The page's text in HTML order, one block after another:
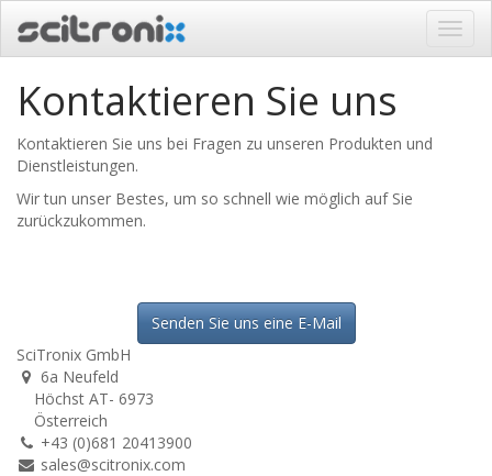
ein-/
Kontaktieren Sie uns
Kontaktieren Sie uns bei Fragen zu unseren Produkten und
Dienstleistungen.
Wir tun unser Bestes, um so schnell wie möglich auf Sie
zurückzukommen.
Senden Sie uns eine E-Mail
SciTronix GmbH
6a Neufeld
Höchst AT- 6973
Österreich
+43 (0)681 20413900
sales@scitronix.com